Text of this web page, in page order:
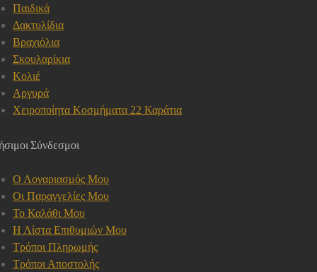
Παιδικά
Δακτυλίδια
Βραχιόλια
Σκουλαρίκια
Κολιέ
Αργυρά
Χειροποίητα Κοσμήματα 22 Καράτια
Σύνδεσμοι
Ο Λογαριασμός Μου
Οι Παραγγελίες Μου
Το Καλάθι Μου
Η Λίστα Επιθυμιών Μου
Τρόποι Πληρωμής
Τρόποι Αποστολής